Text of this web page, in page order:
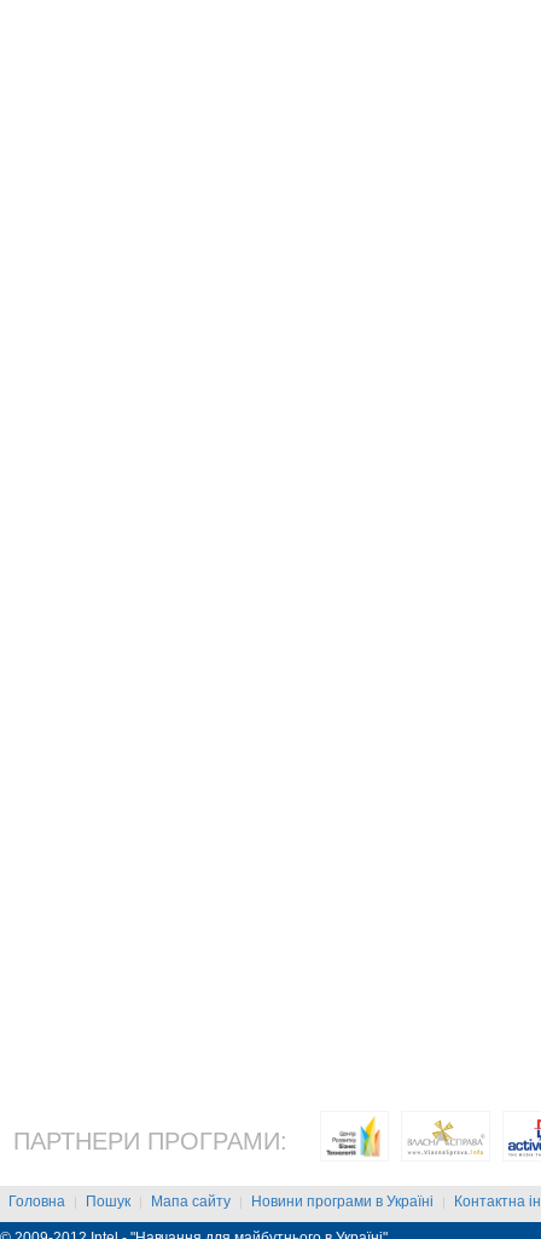
ПАРТНЕРИ ПРОГРАМИ:
Головна | Пошук | Мапа сайту | Новини програми в Україні | Контактна